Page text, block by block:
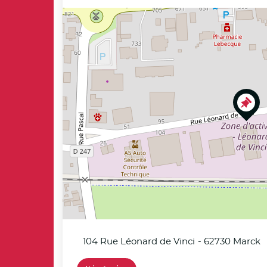
A
r
i
a
n
e
+
−
104 Rue Léonard de Vinci - 62730 Marck